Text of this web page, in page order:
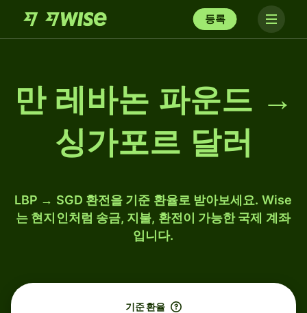
등록
만 레바논 파운드 →
싱가포르 달러
LBP → SGD 환전을 기준 환율로 받아보세요. Wise
는 현지인처럼 송금, 지불, 환전이 가능한 국제 계좌
입니다.
기준 환율